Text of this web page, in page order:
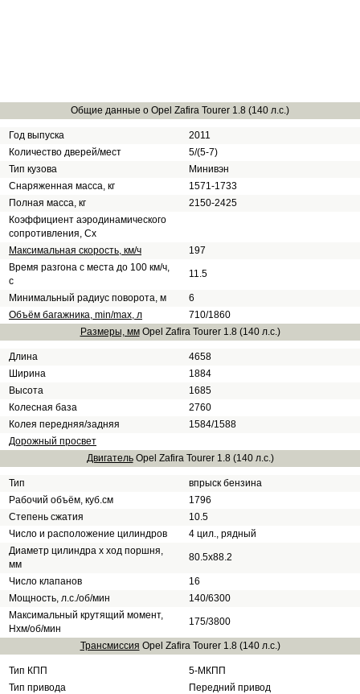
Общие данные о Opel Zafira Tourer 1.8 (140 л.с.)
Год выпуска
2011
Количество дверей/мест
5/(5-7)
Тип кузова
Минивэн
Снаряженная масса, кг
1571-1733
Полная масса, кг
2150-2425
Коэффициент аэродинамического
сопротивления, Сх
Максимальная скорость, км/ч
197
Время разгона с места до 100 км/ч,
с
11.5
Минимальный радиус поворота, м
6
Объём багажника, min/max, л
710/1860
Размеры, ммOpel Zafira Tourer 1.8 (140 л.с.)
Длина
4658
Ширина
1884
Высота
1685
Колесная база
2760
Колея передняя/задняя
1584/1588
Дорожный просвет
ДвигательOpel Zafira Tourer 1.8 (140 л.с.)
Тип
впрыск бензина
Рабочий объём, куб.см
1796
Степень сжатия
10.5
Число и расположение цилиндров
4 цил., рядный
Диаметр цилиндра х ход поршня,
мм
80.5х88.2
Число клапанов
16
Мощность, л.с./об/мин
140/6300
Максимальный крутящий момент,
Нхм/об/мин
175/3800
Трансмиссия Opel Zafira Tourer 1.8 (140 л.с.)
Тип КПП
5-МКПП
Тип привода
Передний привод